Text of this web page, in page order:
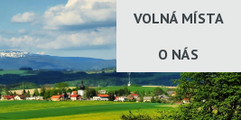
VOLNÁ MÍSTA
O NÁS